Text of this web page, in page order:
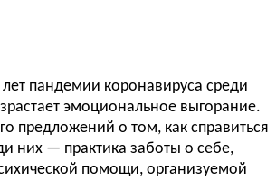
пандемии коронавируса среди
эмоциональное выгорание.
предложений о том, как справиться
них — практика заботы о себе,
помощи, организуемой